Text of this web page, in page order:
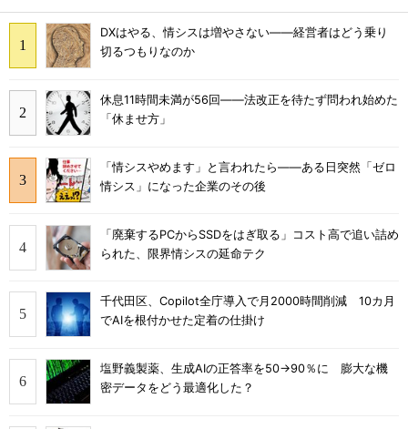
DXはやる、情シスは増やさない――経営者はどう乗り
切るつもりなのか
休息11時間未満が56回――法改正を待たず問われ始めた
「休ませ方」
「情シスやめます」と言われたら――ある日突然「ゼロ
情シス」になった企業のその後
「廃棄するPCからSSDをはぎ取る」コスト高で追い詰め
られた、限界情シスの延命テク
千代田区、Copilot全庁導入で月2000時間削減 10カ月
でAIを根付かせた定着の仕掛け
塩野義製薬、生成AIの正答率を50→90％に 膨大な機
密データをどう最適化した？